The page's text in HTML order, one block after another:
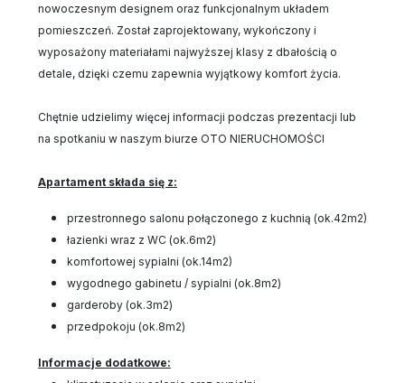
nowoczesnym designem oraz funkcjonalnym układem
pomieszczeń. Został zaprojektowany, wykończony i
wyposażony materiałami najwyższej klasy z dbałością o
detale, dzięki czemu zapewnia wyjątkowy komfort życia.
Chętnie udzielimy więcej informacji podczas prezentacji lub
na spotkaniu w naszym biurze OTO NIERUCHOMOŚCI
Apartament składa się z:
przestronnego salonu połączonego z kuchnią (ok.42m2)
łazienki wraz z WC (ok.6m2)
komfortowej sypialni (ok.14m2)
wygodnego gabinetu / sypialni (ok.8m2)
garderoby (ok.3m2)
przedpokoju (ok.8m2)
Informacje dodatkowe: